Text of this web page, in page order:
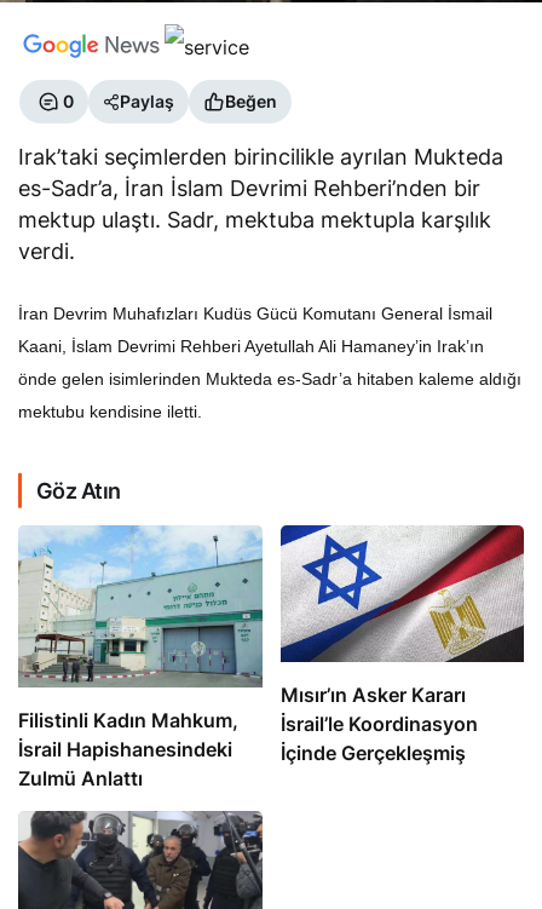
0 Paylaş Beğen
Irak’taki seçimlerden birincilikle ayrılan Mukteda
es-Sadr’a, İran İslam Devrimi Rehberi’nden bir
mektup ulaştı. Sadr, mektuba mektupla karşılık
verdi.
İran Devrim Muhafızları Kudüs Gücü Komutanı General İsmail
Kaani, İslam Devrimi Rehberi Ayetullah Ali Hamaney’in Irak’ın
önde gelen isimlerinden Mukteda es-Sadr’a hitaben kaleme aldığı
mektubu kendisine iletti.
Göz Atın
Filistinli Kadın Mahkum,
İsrail Hapishanesindeki
Zulmü Anlattı
Mısır’ın Asker Kararı
İsrail’le Koordinasyon
İçinde Gerçekleşmiş